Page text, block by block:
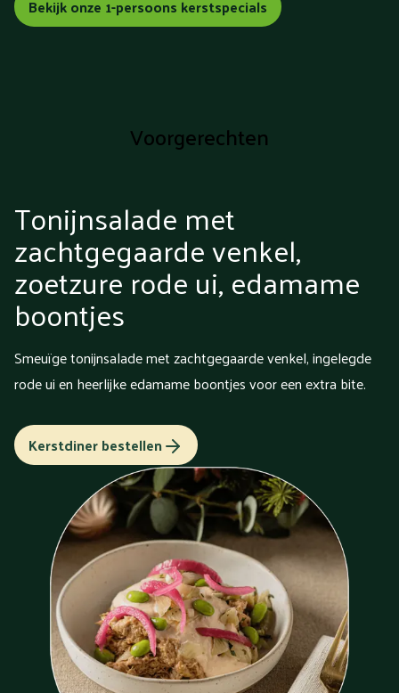
Bekijk onze 1-persoons kerstspecials
Voorgerechten
Tonijnsalade met
zachtgegaarde venkel,
zoetzure rode ui, edamame
boontjes
Smeuïge tonijnsalade met zachtgegaarde venkel, ingelegde
rode ui en heerlijke edamame boontjes voor een extra bite.
Kerstdiner bestellen